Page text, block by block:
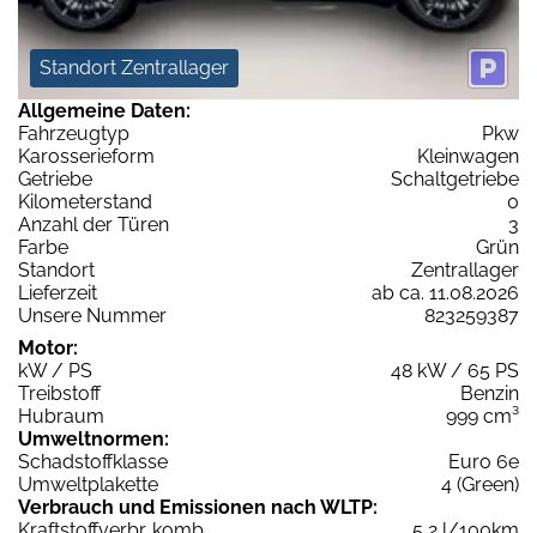
Standort Zentrallager
Allgemeine Daten:
Fahrzeugtyp
Pkw
Karosserieform
Kleinwagen
Getriebe
Schaltgetriebe
Kilometerstand
0
Anzahl der Türen
3
Farbe
Grün
Standort
Zentrallager
Lieferzeit
ab ca. 11.08.2026
Unsere Nummer
823259387
Motor:
kW / PS
48 kW / 65 PS
Treibstoff
Benzin
Hubraum
999 cm³
Umweltnormen:
Schadstoffklasse
Euro 6e
Umweltplakette
4 (Green)
Verbrauch und Emissionen nach WLTP: